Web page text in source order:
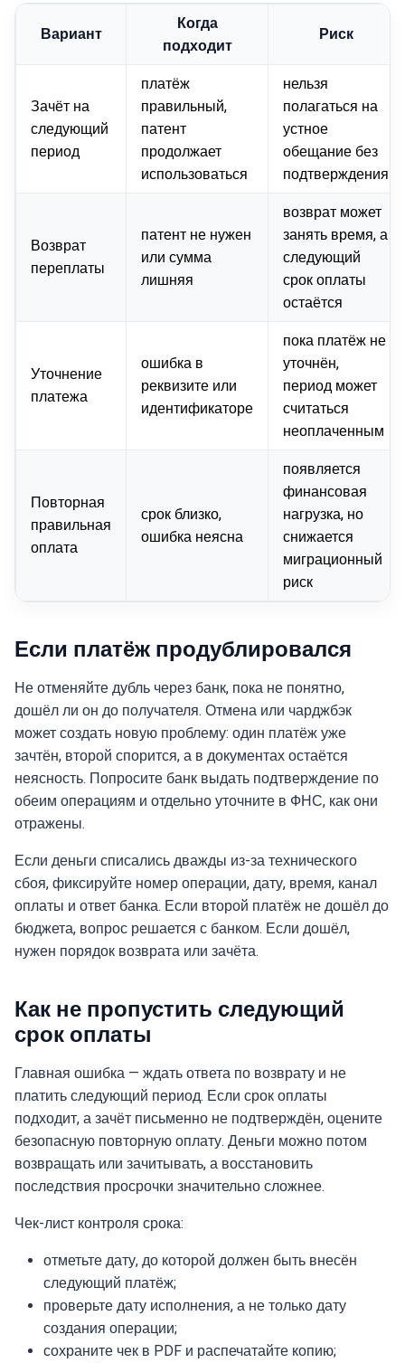
Вариант
Когда
подходит
Риск
Зачёт на
следующий
период
платёж
правильный,
патент
продолжает
использоваться
нельзя
полагаться на
устное
обещание без
подтверждения
Возврат
переплаты
патент не нужен
или сумма
лишняя
возврат может
занять время, а
следующий
срок оплаты
остаётся
Уточнение
платежа
ошибка в
реквизите или
идентификаторе
пока платёж не
уточнён,
период может
считаться
неоплаченным
Повторная
правильная
оплата
срок близко,
ошибка неясна
появляется
финансовая
нагрузка, но
снижается
миграционный
риск
Если платёж продублировался
Не отменяйте дубль через банк, пока не понятно,
дошёл ли он до получателя. Отмена или чарджбэк
может создать новую проблему: один платёж уже
зачтён, второй спорится, а в документах остаётся
неясность. Попросите банк выдать подтверждение по
обеим операциям и отдельно уточните в ФНС, как они
отражены.
Если деньги списались дважды из-за технического
сбоя, фиксируйте номер операции, дату, время, канал
оплаты и ответ банка. Если второй платёж не дошёл до
бюджета, вопрос решается с банком. Если дошёл,
нужен порядок возврата или зачёта.
Как не пропустить следующий
срок оплаты
Главная ошибка — ждать ответа по возврату и не
платить следующий период. Если срок оплаты
подходит, а зачёт письменно не подтверждён, оцените
безопасную повторную оплату. Деньги можно потом
возвращать или зачитывать, а восстановить
последствия просрочки значительно сложнее.
Чек-лист контроля срока:
отметьте дату, до которой должен быть внесён
следующий платёж;
проверьте дату исполнения, а не только дату
создания операции;
сохраните чек в PDF и распечатайте копию;